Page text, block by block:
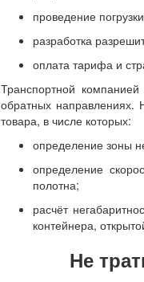
проведение
разработка
оплата тарифа и
Транспортной
обратных направлениях.
товара, в числе которых:
определение зоны
определение
полотна;
расчёт
контейнера,
Не